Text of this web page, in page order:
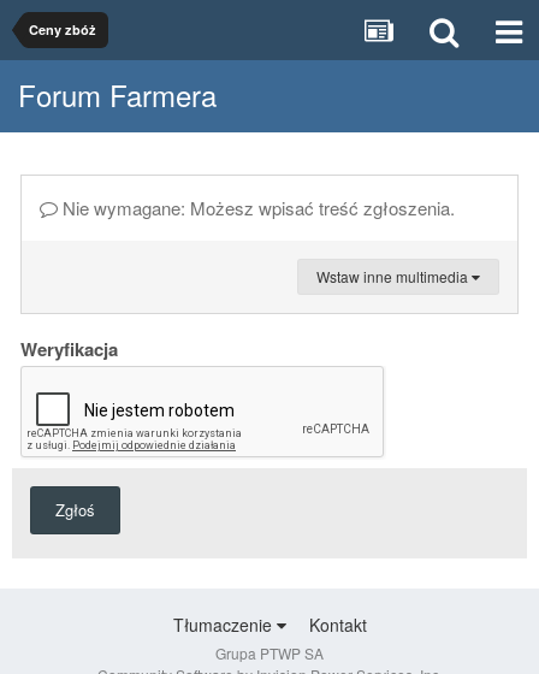
Ceny zbóż
Forum Farmera
Nie wymagane: Możesz wpisać treść zgłoszenia.
Wstaw inne multimedia
Weryfikacja
Zgłoś
Tłumaczenie Kontakt
Grupa PTWP SA